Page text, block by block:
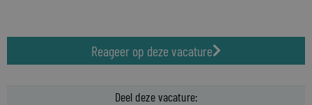
Reageer op deze vacature
Deel deze vacature: